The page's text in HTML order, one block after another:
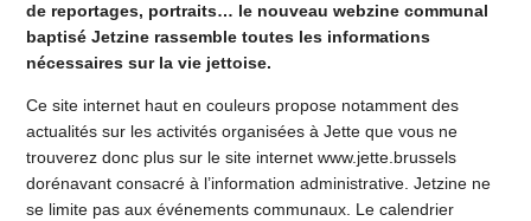
de reportages, portraits… le nouveau webzine communal
baptisé Jetzine rassemble toutes les informations
nécessaires sur la vie jettoise.
Ce site internet haut en couleurs propose notamment des
actualités sur les activités organisées à Jette que vous ne
trouverez donc plus sur le site internetwww.jette.brussels
dorénavant consacré à l’information administrative. Jetzine ne
se limite pas aux événements communaux. Lecalendrier